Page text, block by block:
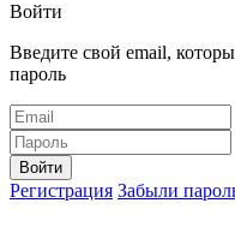
Войти
Введите свой email,
пароль
Войти
Регистрация Забыли